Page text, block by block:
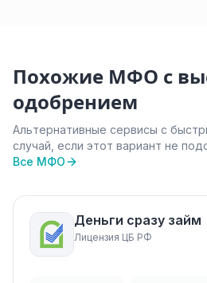
Похожие МФО с
одобрением
Альтернативные сервисы с
случай, если этот вариант не
Все МФО
Деньги сразу займ
Лицензия ЦБ РФ